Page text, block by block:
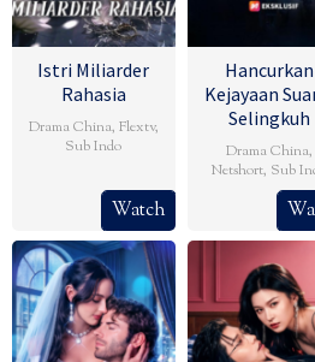
Istri Miliarder
Rahasia
Drama China, Flextv,
Sub Indo
Watch
Hancurkan
Kejayaan
Selingkuh
Drama China,
Netshort, Sub